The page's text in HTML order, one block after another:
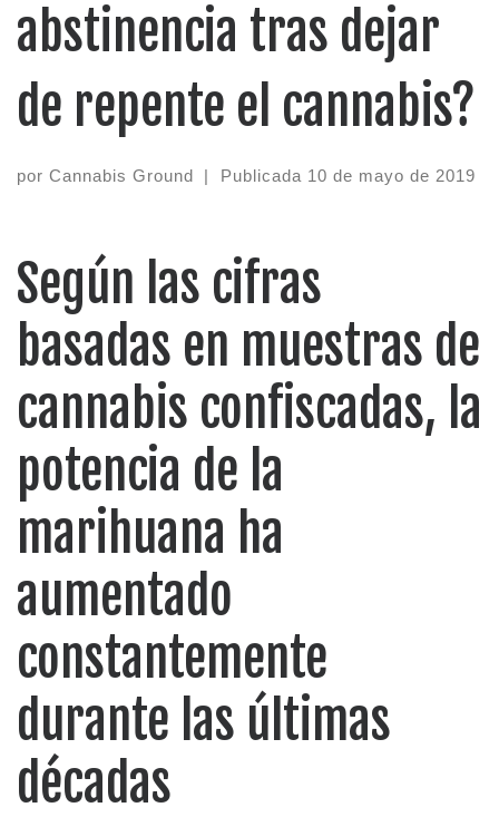
abstinencia tras dejar
de repente el cannabis?
por Cannabis Ground | Publicada 10 de mayo de 2019
Según las cifras
basadas en muestras de
cannabis confiscadas, la
potencia de la
marihuana ha
aumentado
constantemente
durante las últimas
décadas